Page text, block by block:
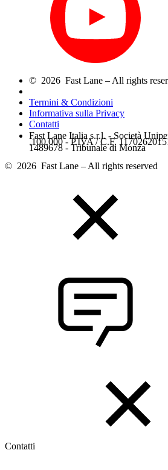
© 2026 Fast Lane – All rights
Termini & Condizioni
Informativa sulla Privacy
Contatti
Fast Lane Italia s.r.l. - Società
.100.000 - P.IVA / C.F.
1489678 - Tribunale di Monza
© 2026 Fast Lane – All rights reserved
Contatti